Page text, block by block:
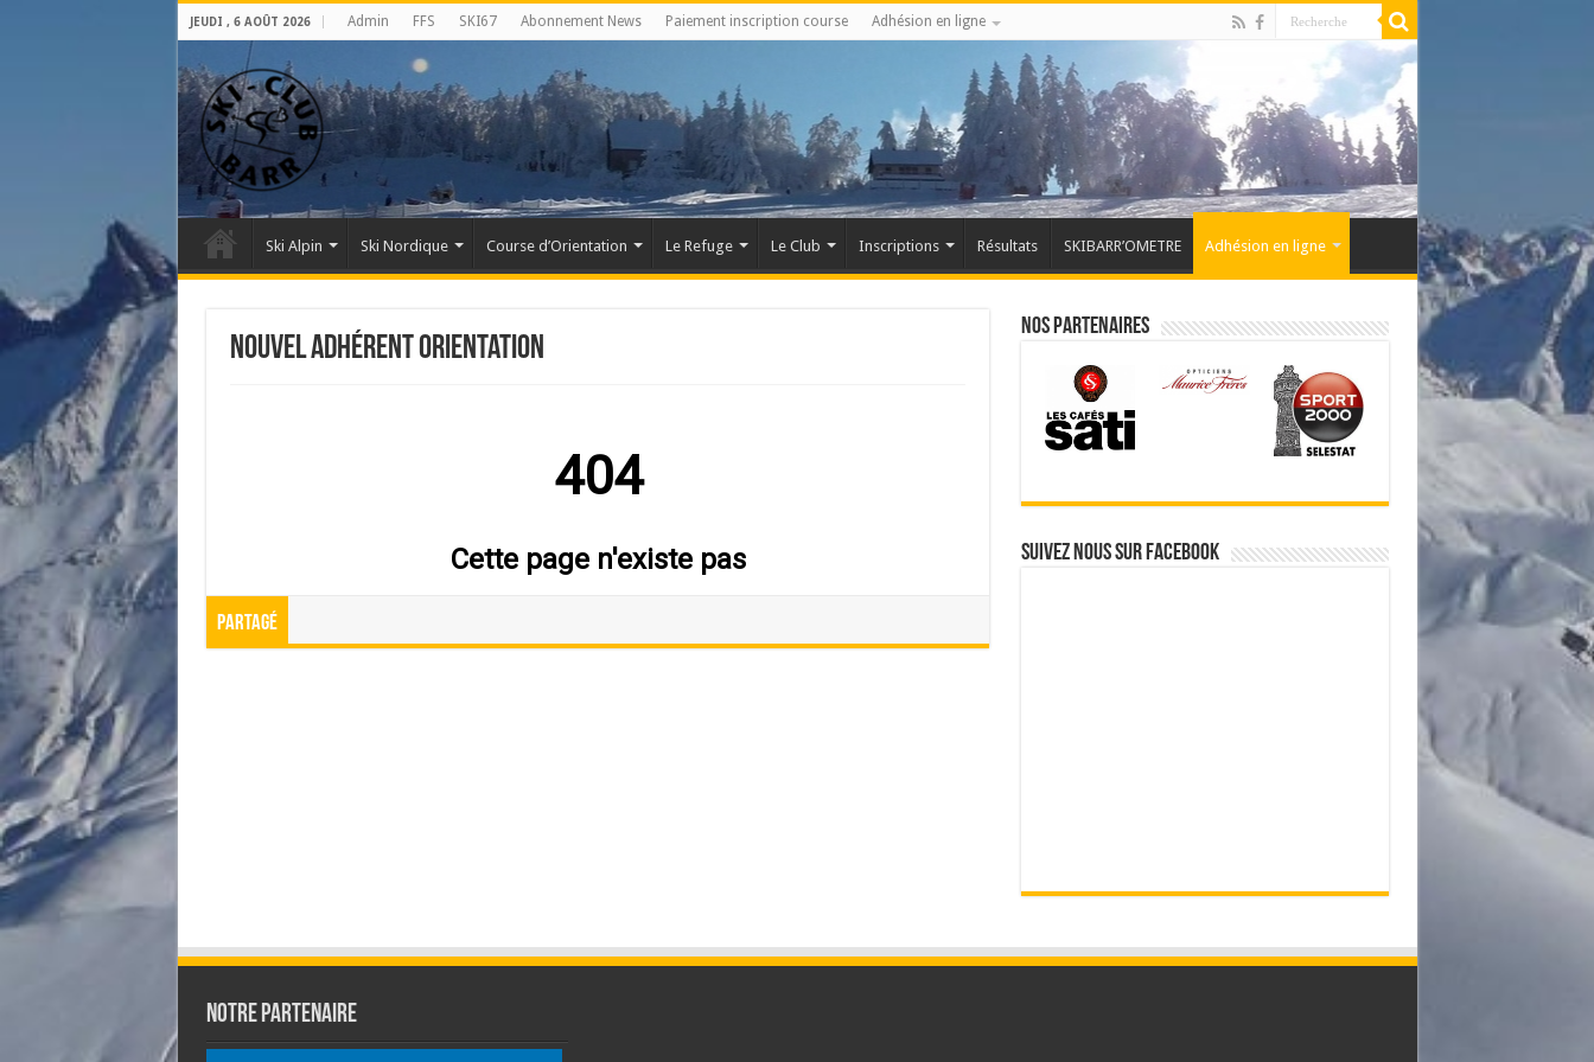
JEUDI , 6 AOÛT 2026 Admin FFS SKI67 Abonnement News Paiement inscription course Adhésion en ligne
Ski Alpin Ski Nordique Course d’Orientation Le Refuge Le Club Inscriptions Résultats SKIBARR’OMETRE Adhésion en ligne
Nouvel adhérent Orientation
Partagé
Nos partenaires
Suivez nous sur Facebook
Notre partenaire